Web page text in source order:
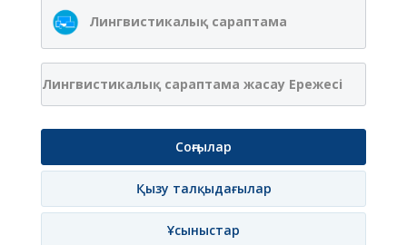
Лингвистикалық сараптама
Лингвистикалық сараптама жасау Ережесі
Соңғылар
Қызу талқыдағылар
Ұсыныстар